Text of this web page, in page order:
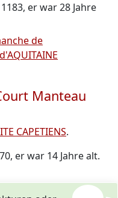
, er war 28 Jahre
de
Manteau
CAPETIENS.
er war 14 Jahre alt.